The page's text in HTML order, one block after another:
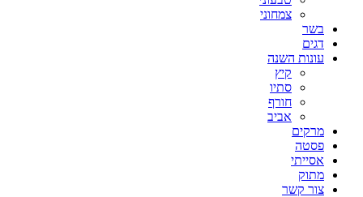
צמחוני
בשר
דגים
עונות השנה
קיץ
סתיו
חורף
אביב
מרקים
פסטה
אסייתי
מתוק
צור קשר